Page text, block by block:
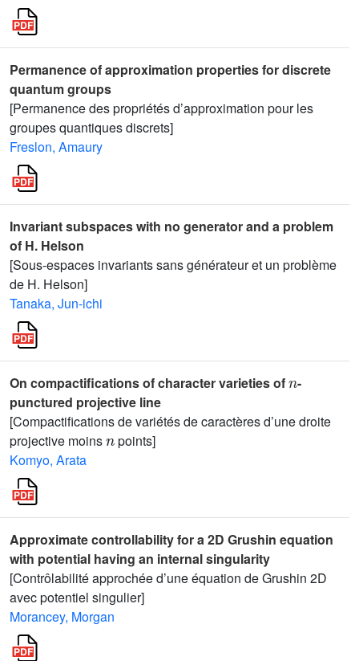
Permanence of approximation properties for discrete
quantum groups
[Permanence des propriétés d’approximation pour les
groupes quantiques discrets]
Freslon, Amaury
Invariant subspaces with no generator and a problem
of H. Helson
[Sous-espaces invariants sans générateur et un problème
de H. Helson]
Tanaka, Jun-ichi
On compactifications of character varieties of
-
punctured projective line
[Compactifications de variétés de caractères d’une droite
projective moins
n
points]
Komyo, Arata
Approximate controllability for a 2D Grushin equation
with potential having an internal singularity
[Contrôlabilité approchée d’une équation de Grushin 2D
avec potentiel singulier]
Morancey, Morgan